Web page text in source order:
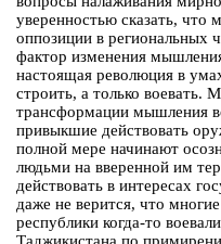
уверенностью сказать,
оппозиции в региональных
фактор изменения
настоящая революция в
строить, а только воевать.
трансформации мышления
привыкшие действовать
полной мере начинают
людьми на вверенной им
действовать в интересах
даже не верится, что
республики когда-то